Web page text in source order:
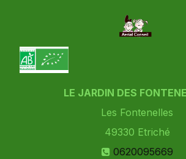
LE JARDIN DES
Les Fontenelles
49330 Etriché
0620095669